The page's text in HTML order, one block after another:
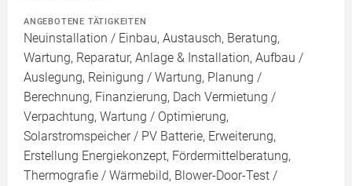
ANGEBOTENE TÄTIGKEITEN
Neuinstallation / Einbau, Austausch, Beratung,
Wartung, Reparatur, Anlage & Installation, Aufbau /
Auslegung, Reinigung / Wartung, Planung /
Berechnung, Finanzierung, Dach Vermietung /
Verpachtung, Wartung / Optimierung,
Solarstromspeicher / PV Batterie, Erweiterung,
Erstellung Energiekonzept, Fördermittelberatung,
Thermografie / Wärmebild, Blower-Door-Test /